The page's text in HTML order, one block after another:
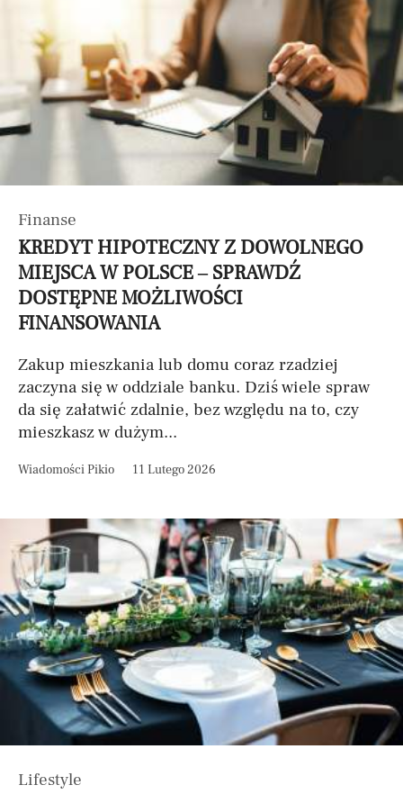
Finanse
KREDYT HIPOTECZNY Z DOWOLNEGO
MIEJSCA W POLSCE – SPRAWDŹ
DOSTĘPNE MOŻLIWOŚCI
FINANSOWANIA
Zakup mieszkania lub domu coraz rzadziej
zaczyna się w oddziale banku. Dziś wiele spraw
da się załatwić zdalnie, bez względu na to, czy
mieszkasz w dużym...
Wiadomości Pikio 11 Lutego 2026
Lifestyle